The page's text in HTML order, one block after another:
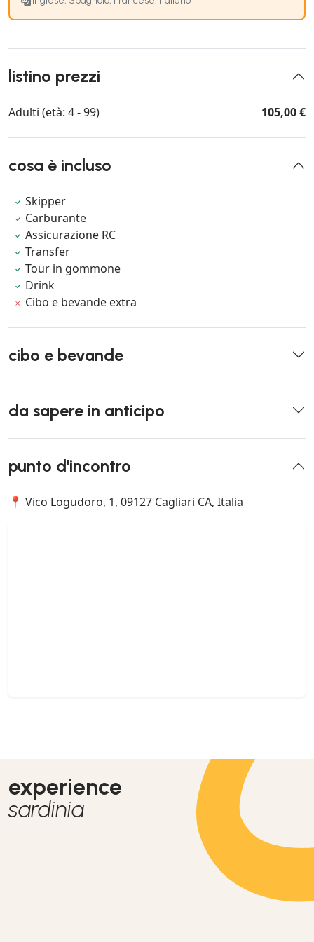
listino prezzi
Adulti (età: 4 - 99) 105,00 €
cosa è incluso
Skipper
Carburante
Assicurazione RC
Transfer
Tour in gommone
Drink
Cibo e bevande extra
cibo e bevande
da sapere in anticipo
punto d'incontro
📍 Vico Logudoro, 1, 09127 Cagliari CA, Italia
experience
sardinia